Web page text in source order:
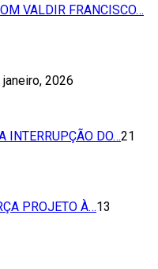
VALDIR FRANCISCO…
2026
INTERRUPÇÃO DO…21
PROJETO À…13